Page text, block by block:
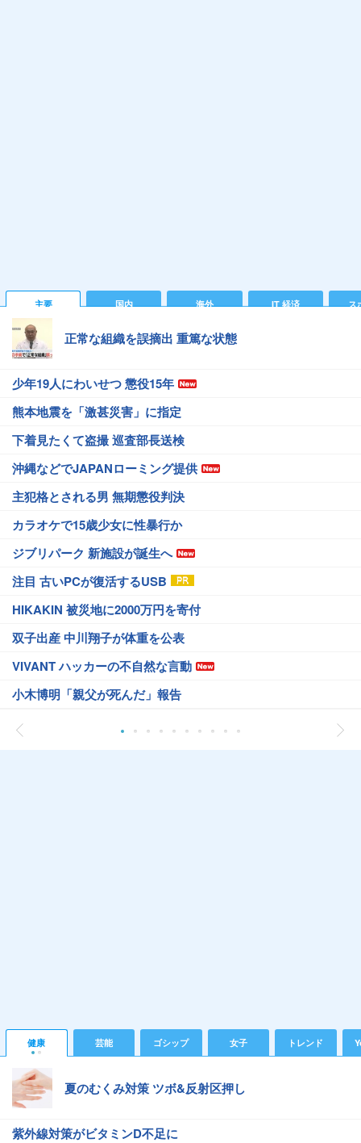
主要 国内 海外 IT 経済 ス
正常な組織を誤摘出 重篤な状態
少年19人にわいせつ 懲役15年
熊本地震を「激甚災害」に指定
下着見たくて盗撮 巡査部長送検
沖縄などでJAPANローミング提供
主犯格とされる男 無期懲役判決
カラオケで15歳少女に性暴行か
ジブリパーク 新施設が誕生へ
注目 古いPCが復活するUSB
HIKAKIN 被災地に2000万円を寄付
双子出産 中川翔子が体重を公表
VIVANT ハッカーの不自然な言動
小木博明「親父が死んだ」報告
健康 芸能 ゴシップ 女子 トレンド
夏のむくみ対策 ツボ&反射区押し
紫外線対策がビタミンD不足に